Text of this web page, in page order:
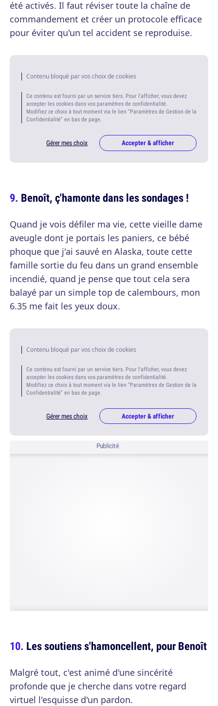
été activés. Il faut réviser toute la chaîne de
commandement et créer un protocole efficace
pour éviter qu'un tel accident se reproduise.
Contenu bloqué par vos choix de cookies
Ce contenu est fourni par un service tiers. Pour l'afficher, vous devez
accepter les cookies dans vos paramètres de confidentialité.
Modifiez ce choix à tout moment via le lien "Paramètres de Gestion de la
Confidentialité" en bas de page.
Gérer mes choix Accepter & afficher
Benoît, ç'hamonte dans les sondages !
Quand je vois défiler ma vie, cette vieille dame
aveugle dont je portais les paniers, ce bébé
phoque que j'ai sauvé en Alaska, toute cette
famille sortie du feu dans un grand ensemble
incendié, quand je pense que tout cela sera
balayé par un simple top de calembours, mon
6.35 me fait les yeux doux.
Contenu bloqué par vos choix de cookies
Ce contenu est fourni par un service tiers. Pour l'afficher, vous devez
accepter les cookies dans vos paramètres de confidentialité.
Modifiez ce choix à tout moment via le lien "Paramètres de Gestion de la
Confidentialité" en bas de page.
Gérer mes choix Accepter & afficher
Publicité
Les soutiens s'hamoncellent, pour Benoît
Malgré tout, c'est animé d'une sincérité
profonde que je cherche dans votre regard
virtuel l'esquisse d'un pardon.